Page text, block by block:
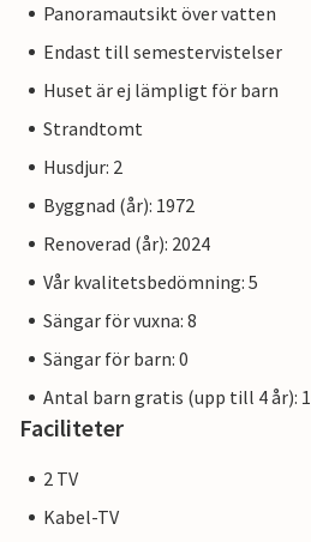
Panoramautsikt över vatten
Endast till semestervistelser
Huset är ej lämpligt för barn
Strandtomt
Husdjur: 2
Byggnad (år): 1972
Renoverad (år): 2024
Vår kvalitetsbedömning: 5
Sängar för vuxna: 8
Sängar för barn: 0
Antal barn gratis (upp till 4 år): 1
Faciliteter
2 TV
Kabel-TV